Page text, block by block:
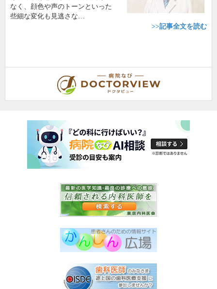
なく、顔色や声のトーンといった
些細な変化も見逃さな…
>>記事全文を読む